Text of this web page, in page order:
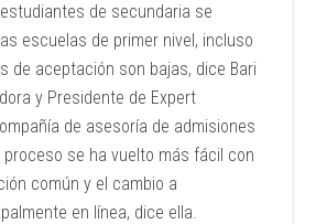
de secundaria se
escuelas de primer nivel, incluso
de aceptación son bajas, dice Bari
y Presidente de Expert
de asesoría de admisiones
se ha vuelto más fácil con
común y el cambio a
en línea, dice ella.